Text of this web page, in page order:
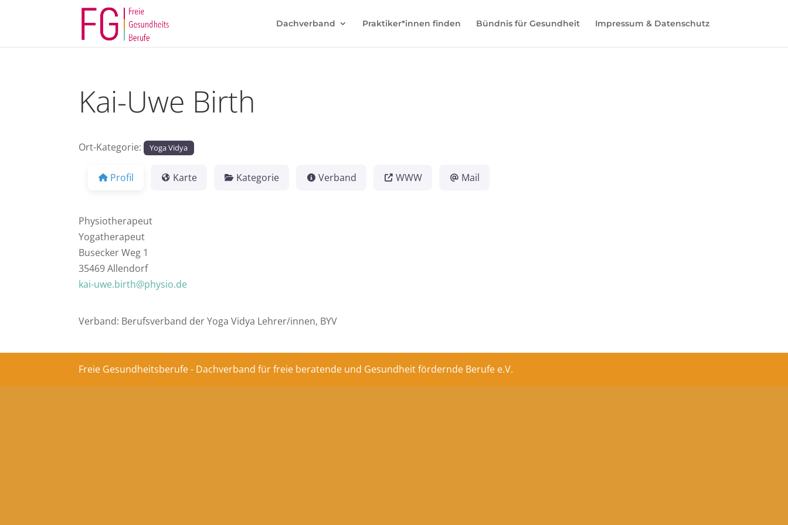
Dachverband Praktiker*innen finden Bündnis für Gesundheit Impressum & Datenschutz
Kai-Uwe Birth
Ort-Kategorie: Yoga Vidya
Profil Karte Kategorie Verband WWW Mail
Physiotherapeut
Yogatherapeut
Busecker Weg 1
35469 Allendorf
kai-uwe.birth@physio.de
Verband: Berufsverband der Yoga Vidya Lehrer/innen, BYV
Freie Gesundheitsberufe - Dachverband für freie beratende und Gesundheit fördernde Berufe e.V.